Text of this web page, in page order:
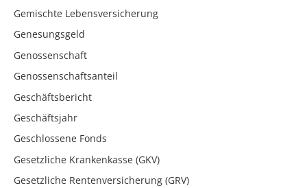
Gemischte Lebensversicherung
Genesungsgeld
Genossenschaft
Genossenschaftsanteil
Geschäftsbericht
Geschäftsjahr
Geschlossene Fonds
Gesetzliche Krankenkasse (GKV)
Gesetzliche Rentenversicherung (GRV)